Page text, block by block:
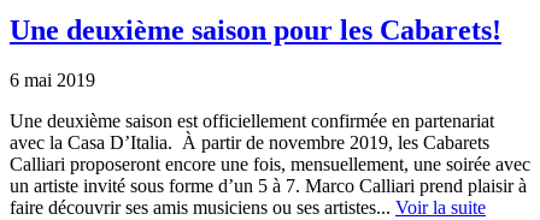
Une deuxième saison pour les Cabarets!
6 mai 2019
Une deuxième saison est officiellement confirmée en partenariat
avec la Casa D’Italia. À partir de novembre 2019, les Cabarets
Calliari proposeront encore une fois, mensuellement, une soirée avec
un artiste invité sous forme d’un 5 à 7. Marco Calliari prend plaisir à
faire découvrir ses amis musiciens ou ses artistes... Voir la suite